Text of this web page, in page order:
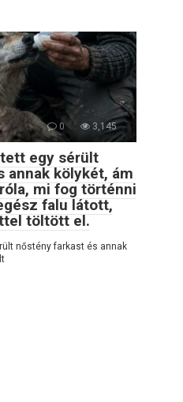
0 3,145
egy sérült
annak kölykét, ám
mi fog történni
falu látott,
töltött el.
nőstény farkast és annak